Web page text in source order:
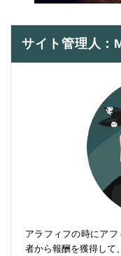
サイト管理人：
アラフィフの時にア
者から報酬を獲得して